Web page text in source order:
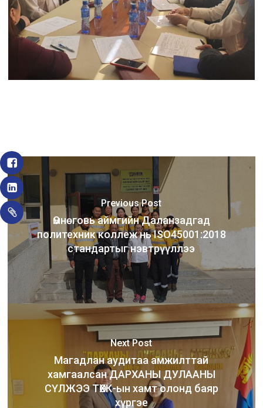
Previous Post
Өмнөговь аймгийн Даланзадгад
политехник коллеж нь ISO45001:2018
стандартыг нэвтрүүллээ
Next Post
Магадлан аудитаа амжилттай
хамгаалсан ДАРХАНЫ ДУЛААНЫ
СҮЛЖЭЭ ТӨХК-ын хамт олонд баяр
хүргэе